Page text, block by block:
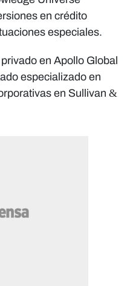
en crédito
especiales.
en Apollo Global
especializado en
en Sullivan &